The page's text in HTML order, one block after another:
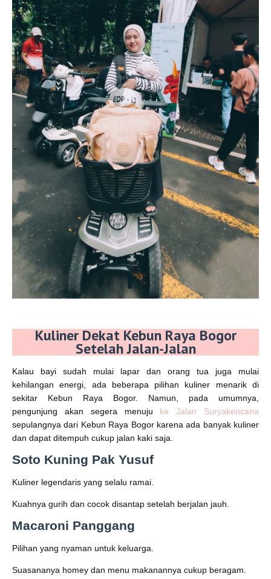
Kuliner Dekat Kebun Raya Bogor
Setelah Jalan-Jalan
Kalau bayi sudah mulai lapar dan orang tua juga mulai
kehilangan energi, ada beberapa pilihan kuliner menarik di
sekitar Kebun Raya Bogor. Namun, pada umumnya,
pengunjung akan segera menuju ke Jalan Suryakencana
sepulangnya dari Kebun Raya Bogor karena ada banyak kuliner
dan dapat ditempuh cukup jalan kaki saja.
Soto Kuning Pak Yusuf
Kuliner legendaris yang selalu ramai.
Kuahnya gurih dan cocok disantap setelah berjalan jauh.
Macaroni Panggang
Pilihan yang nyaman untuk keluarga.
Suasananya homey dan menu makanannya cukup beragam.